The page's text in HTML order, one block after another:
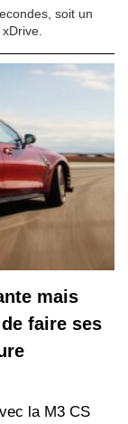
soit un
mais
faire ses
la M3 CS